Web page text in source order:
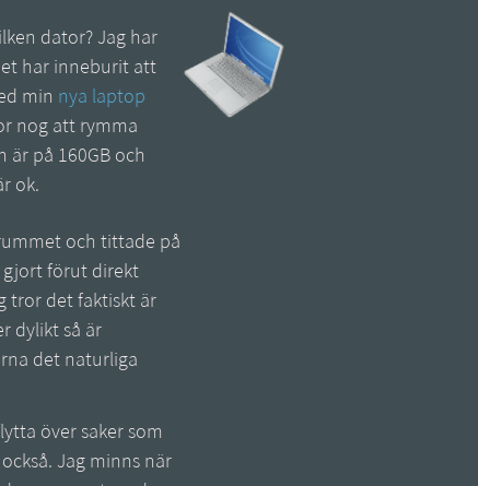
dator? Jag har
har inneburit att
min nya laptop
nog att rymma
på 160GB och
ok.
och tittade på
gjort förut direkt
tror det faktiskt är
dylikt så är
det naturliga
över saker som
Jag minns när